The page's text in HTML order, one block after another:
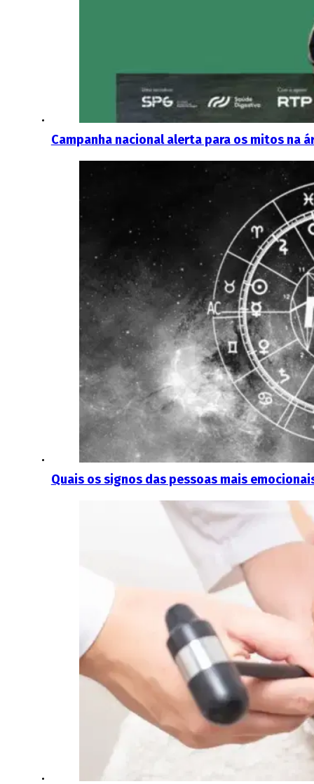
Campanha nacional alerta para os mitos na
Quais os signos das pessoas mais